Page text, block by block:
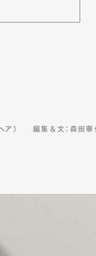
ア） 編集＆文：森田華